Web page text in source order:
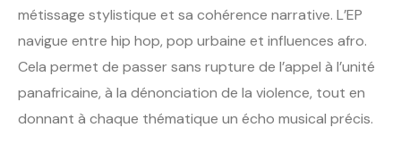
métissage stylistique et sa cohérence narrative. L’EP
navigue entre hip hop, pop urbaine et influences afro.
Cela permet de passer sans rupture de l’appel à l’unité
panafricaine, à la dénonciation de la violence, tout en
donnant à chaque thématique un écho musical précis.